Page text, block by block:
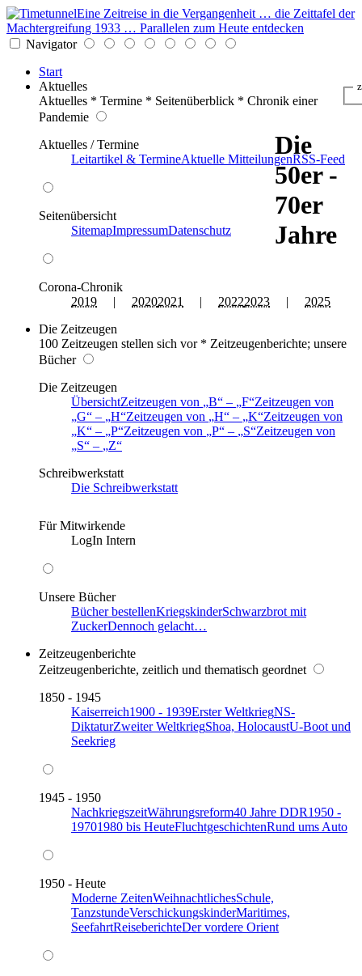
Eine Zeitreise in die Vergangenheit … die Zeittafel der
Machtergreifung 1933 … Parallelen zum Heute entdecken
Navigator
Start
Aktuelles
Aktuelles * Termine * Seitenüberblick * Chronik einer
Pandemie
Aktuelles / Termine
Leitartikel & TermineAktuelle MitteilungenRSS-Feed
Seitenübersicht
SitemapImpressumDatenschutz
Corona-Chronik
2019 | 20202021 | 20222023 | 2025
Die Zeitzeugen
100 Zeitzeugen stellen sich vor * Zeitzeugenberichte; unsere
Bücher
Die Zeitzeugen
ÜbersichtZeitzeugen von B – F Zeitzeugen von
G
– H Zeitzeugen von H – K Zeitzeugen von
K
– P Zeitzeugen von P – S Zeitzeugen von
S
–
Z
Schreibwerkstatt
Die Schreibwerkstatt
Für Mitwirkende
LogIn Intern
Unsere Bücher
Bücher bestellenKriegskinderSchwarzbrot mit
ZuckerDennoch gelacht…
Zeitzeugenberichte
Zeitzeugenberichte, zeitlich und thematisch geordnet
1850 - 1945
Kaiserreich1900 - 1939Erster WeltkriegNS-
DiktaturZweiter WeltkriegShoa, HolocaustU-Boot und
Seekrieg
1945 - 1950
NachkriegszeitWährungsreform40 Jahre DDR1950 -
19701980 bis HeuteFluchtgeschichtenRund ums Auto
1950 - Heute
Moderne ZeitenWeihnachtlichesSchule,
TanzstundeVerschickungskinderMaritimes,
SeefahrtReiseberichteDer vordere Orient
Die
50er -
70er
Jahre